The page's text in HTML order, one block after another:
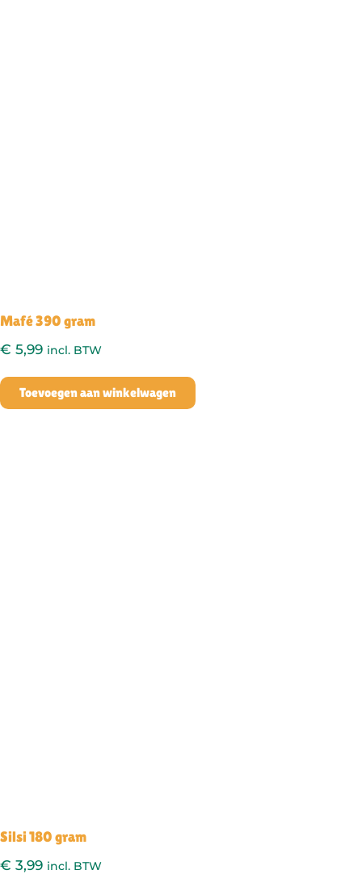
Mafé 390 gram
€ 5,99 incl. BTW
Toevoegen aan winkelwagen
Silsi 180 gram
€ 3,99 incl. BTW